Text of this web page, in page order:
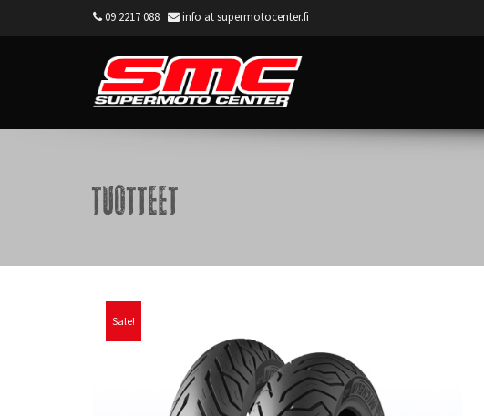
09 2217 088 info at supermotocenter.fi
Tuotteet
Sale!